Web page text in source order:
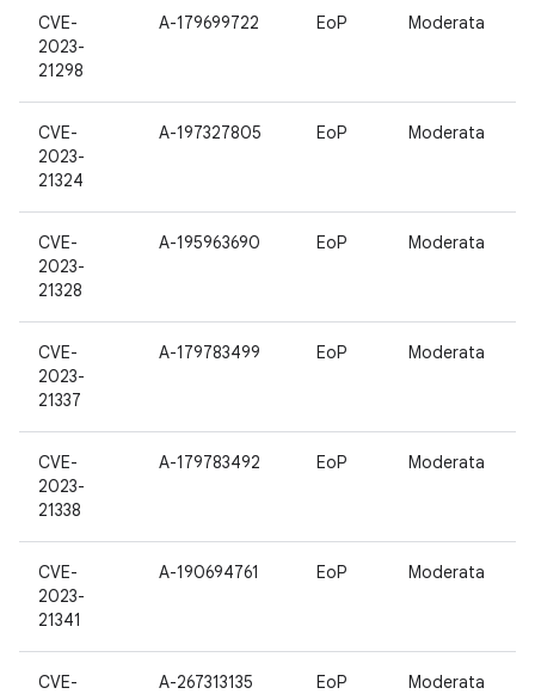
CVE-
2023-
21298
A-179699722 EoP Moderata
CVE-
2023-
21324
A-197327805 EoP Moderata
CVE-
2023-
21328
A-195963690 EoP Moderata
CVE-
2023-
21337
A-179783499 EoP Moderata
CVE-
2023-
21338
A-179783492 EoP Moderata
CVE-
2023-
21341
A-190694761 EoP Moderata
CVE-
A-267313135 EoP Moderata